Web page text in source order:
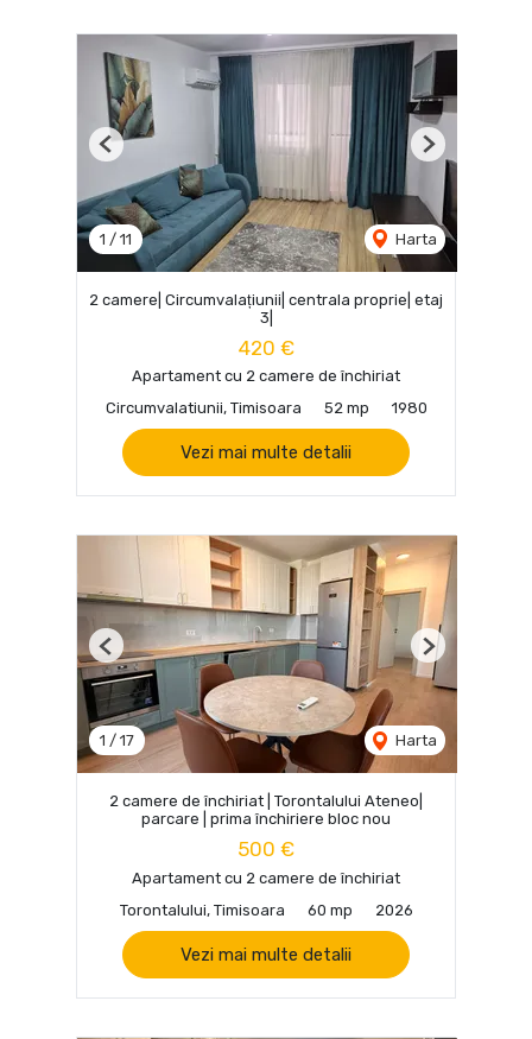
1 / 11 Harta
Previous Next
2 camere| Circumvalațiunii| centrala proprie| etaj
3|
420 €
Apartament cu 2 camere de închiriat
Circumvalatiunii, Timisoara
52 mp 1980
Vezi mai multe detalii
1 / 17 Harta
Previous Next
2 camere de închiriat | Torontalului Ateneo|
parcare | prima închiriere bloc nou
500 €
Apartament cu 2 camere de închiriat
Torontalului, Timisoara
60 mp 2026
Vezi mai multe detalii